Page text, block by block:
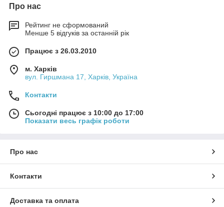
Про нас
Рейтинг не сформований
Менше 5 відгуків за останній рік
Працює з 26.03.2010
м. Харків
вул. Гиршмана 17, Харків, Україна
Контакти
Сьогодні працює з 10:00 до 17:00
Показати весь графік роботи
Про нас
Контакти
Доставка та оплата